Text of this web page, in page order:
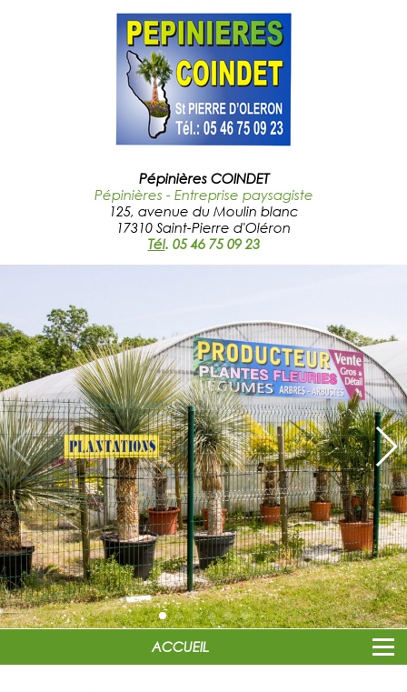
Pépinières COINDET
Pépinières - Entreprise paysagiste
125, avenue du Moulin blanc
17310 Saint-Pierre d'Oléron
Tél. 05 46 75 09 23
ACCUEIL